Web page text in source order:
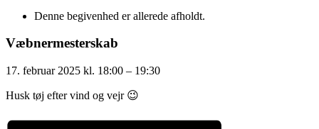
Denne begivenhed er allerede afholdt.
Væbnermesterskab
17. februar 2025 kl. 18:00 – 19:30
Husk tøj efter vind og vejr 😉